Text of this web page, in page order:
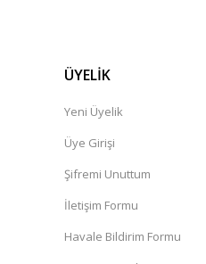
ÜYELİK
Yeni Üyelik
Üye Girişi
Şifremi Unuttum
İletişim Formu
Havale Bildirim Formu